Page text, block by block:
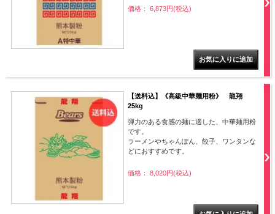
価格： 6,873円(税込)
【送料込】《高級中華麺用粉》 龍翔
25kg
弾力のある食感の麺に適した、中華麺用粉
です。
ラーメンやちゃんぽん、餃子、ワンタンな
どにおすすめです。
価格： 8,020円(税込)